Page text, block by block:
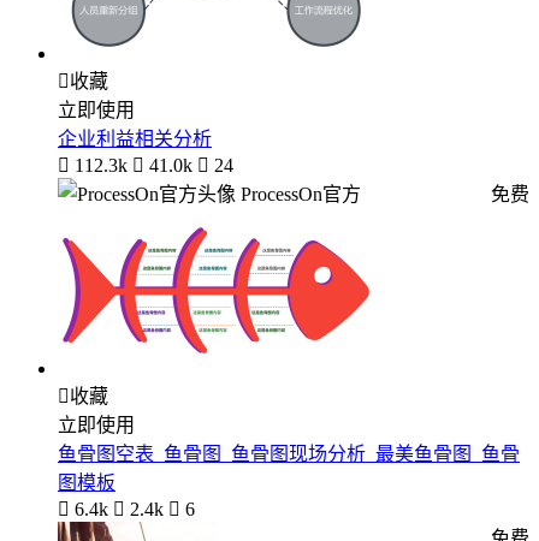
收藏
立即使用
企业利益相关分析
 112.3k  41.0k  24
ProcessOn官方
免费
收藏
立即使用
鱼骨图空表_鱼骨图_鱼骨图现场分析_最美鱼骨图_鱼骨
图模板
 6.4k  2.4k  6